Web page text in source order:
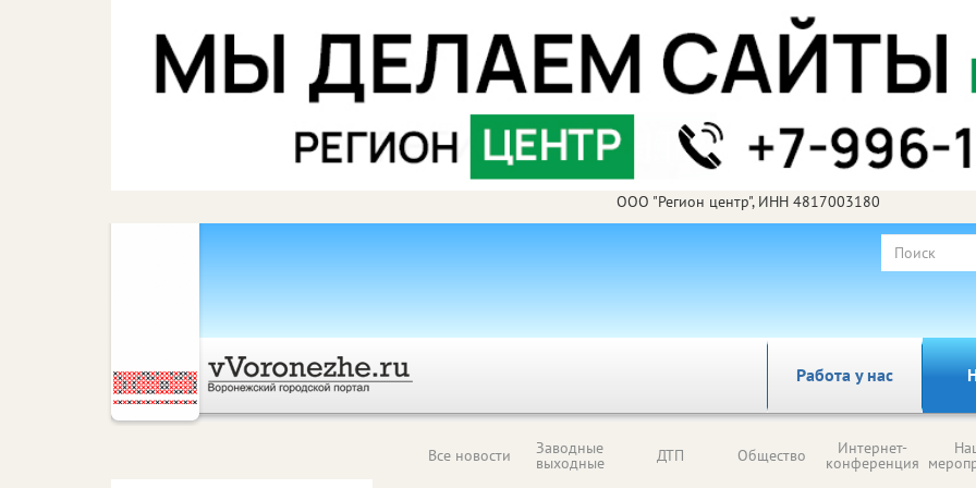
ООО "Регион центр", ИНН 4817003180
Работа у нас
Все новости Заводные
выходные ДТП Общество Интернет-
конференция